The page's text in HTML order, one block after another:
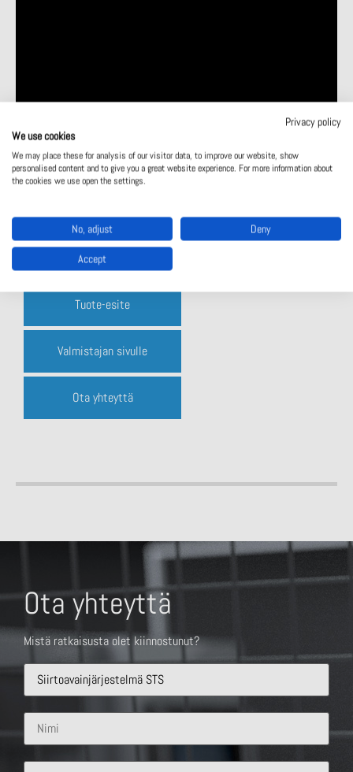
Tuote-esite
Valmistajan sivulle
Ota yhteyttä
Ota yhteyttä
Mistä ratkaisusta olet kiinnostunut?
Privacy policy
We use cookies
We may place these for analysis of our visitor data, to improve our website, show
personalised content and to give you a great website experience. For more information about
the cookies we use open the settings.
No, adjust Deny
Accept